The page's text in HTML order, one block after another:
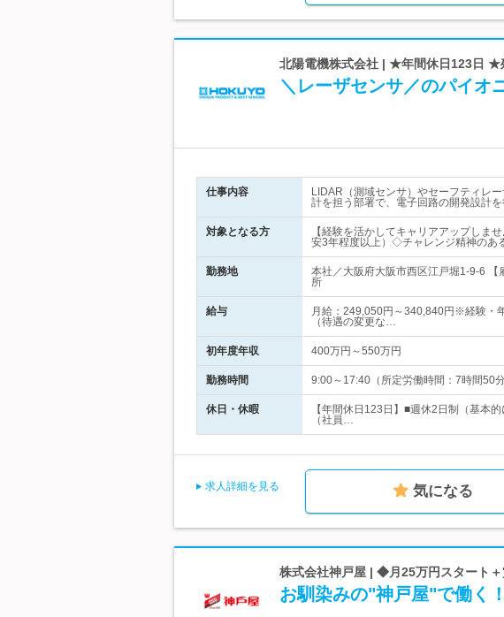
北陽電機株式会社 | ★年間休日123日
＼レーザセンサ／のパイオ
仕事内容
LIDAR（測域センサ）やセーフティレ
計を担う部署で、電子回路の開発設計を
対象となる方
【経験を活かしてキャリアアップし
安3年程度以上）◇チャレンジ精神のあ
勤務地
本社／大阪府大阪市西区江戸堀1-9-6
所
給与
月給：249,050円～340,840円※経験・
（待遇の変更な…
初年度年収 400万円～550万円
勤務時間 9:00～17:40（所定労働時間：7時間50
休日・休暇
【年間休日123日】■週休2日制（基本
（社員…
求人詳細を見る 気になる
株式会社神戸屋 | ◆月25万円スタート
お馴染みの"神戸屋"で働く